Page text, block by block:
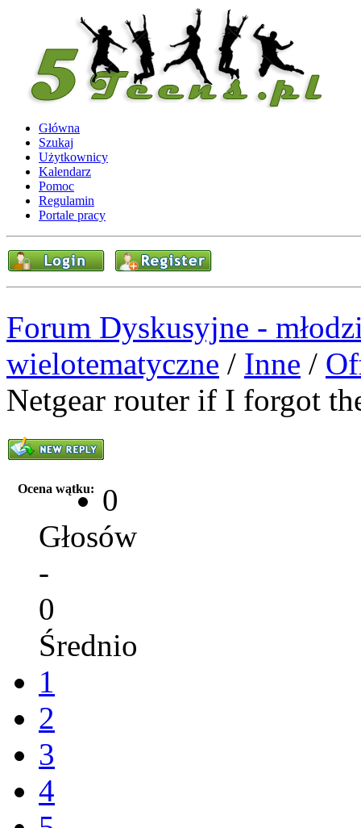
Główna
Szukaj
Użytkownicy
Kalendarz
Pomoc
Regulamin
Portale pracy
Forum Dyskusyjne -
wielotematyczne / Inne /
Netgear router if I forgot
Ocena wątku:
0
Głosów
-
0
Średnio
1
2
3
4